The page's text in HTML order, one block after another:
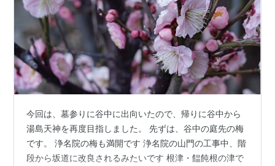
今回は、墓参りに谷中に出向いたので、帰りに谷中から
湯島天神を再度目指しました。 先ずは、谷中の庭先の梅
です。 浄名院の梅も満開です 浄名院の山門の工事中、階
段から坂道に改良されるみたいです 根津・饂飩根の津で